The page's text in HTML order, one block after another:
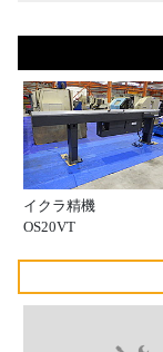
イクラ精機
OS20VT